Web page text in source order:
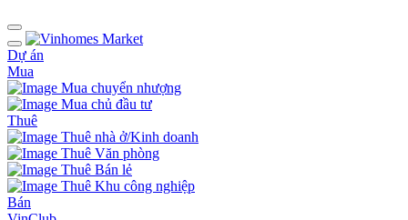
Dự án
Mua
Mua chuyển nhượng
Mua chủ đầu tư
Thuê
Thuê nhà ở/Kinh doanh
Thuê Văn phòng
Thuê Bán lẻ
Thuê Khu công nghiệp
Bán